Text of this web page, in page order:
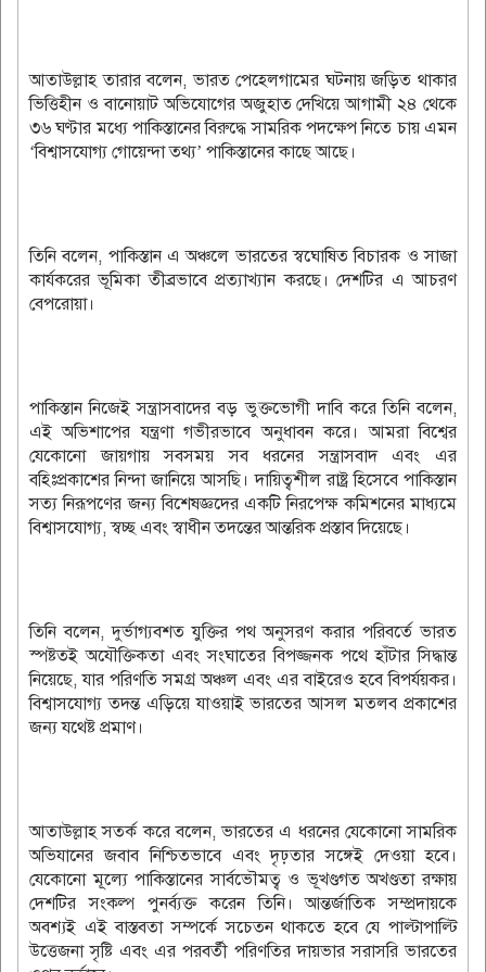
আতাউল্লাহ তারার বলেন, ভারত পেহেলগামের ঘটনায় জড়িত থাকার
ভিত্তিহীন ও বানোয়াট অভিযোগের অজুহাত দেখিয়ে আগামী ২৪ থেকে
৩৬ ঘণ্টার মধ্যে পাকিস্তানের বিরুদ্ধে সামরিক পদক্ষেপ নিতে চায় এমন
‘বিশ্বাসযোগ্য গোয়েন্দা তথ্য’ পাকিস্তানের কাছে আছে।
তিনি বলেন, পাকিস্তান এ অঞ্চলে ভারতের স্বঘোষিত বিচারক ও সাজা
কার্যকরের ভূমিকা তীব্রভাবে প্রত্যাখ্যান করছে। দেশটির এ আচরণ
বেপরোয়া।
পাকিস্তান নিজেই সন্ত্রাসবাদের বড় ভুক্তভোগী দাবি করে তিনি বলেন,
এই অভিশাপের যন্ত্রণা গভীরভাবে অনুধাবন করে। আমরা বিশ্বের
যেকোনো জায়গায় সবসময় সব ধরনের সন্ত্রাসবাদ এবং এর
বহিঃপ্রকাশের নিন্দা জানিয়ে আসছি। দায়িত্বশীল রাষ্ট্র হিসেবে পাকিস্তান
সত্য নিরূপণের জন্য বিশেষজ্ঞদের একটি নিরপেক্ষ কমিশনের মাধ্যমে
বিশ্বাসযোগ্য, স্বচ্ছ এবং স্বাধীন তদন্তের আন্তরিক প্রস্তাব দিয়েছে।
তিনি বলেন, দুর্ভাগ্যবশত যুক্তির পথ অনুসরণ করার পরিবর্তে ভারত
স্পষ্টতই অযৌক্তিকতা এবং সংঘাতের বিপজ্জনক পথে হাঁটার সিদ্ধান্ত
নিয়েছে, যার পরিণতি সমগ্র অঞ্চল এবং এর বাইরেও হবে বিপর্যয়কর।
বিশ্বাসযোগ্য তদন্ত এড়িয়ে যাওয়াই ভারতের আসল মতলব প্রকাশের
জন্য যথেষ্ট প্রমাণ।
আতাউল্লাহ সতর্ক করে বলেন, ভারতের এ ধরনের যেকোনো সামরিক
অভিযানের জবাব নিশ্চিতভাবে এবং দৃঢ়তার সঙ্গেই দেওয়া হবে।
যেকোনো মূল্যে পাকিস্তানের সার্বভৌমত্ব ও ভূখণ্ডগত অখণ্ডতা রক্ষায়
দেশটির সংকল্প পুনর্ব্যক্ত করেন তিনি। আন্তর্জাতিক সম্প্রদায়কে
অবশ্যই এই বাস্তবতা সম্পর্কে সচেতন থাকতে হবে যে পাল্টাপাল্টি
উত্তেজনা সৃষ্টি এবং এর পরবর্তী পরিণতির দায়ভার সরাসরি ভারতের